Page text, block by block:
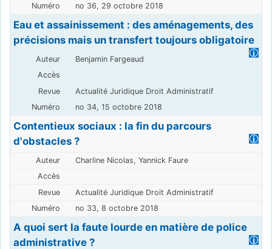
no 36, 29 octobre 2018
Eau et assainissement : des aménagements, des
précisions mais un transfert toujours obligatoire
Benjamin Fargeaud
Actualité Juridique Droit Administratif
no 34, 15 octobre 2018
Contentieux sociaux : la fin du parcours
d'obstacles ?
Charline Nicolas, Yannick Faure
Actualité Juridique Droit Administratif
no 33, 8 octobre 2018
A quoi sert la faute lourde en matière de police
administrative ?